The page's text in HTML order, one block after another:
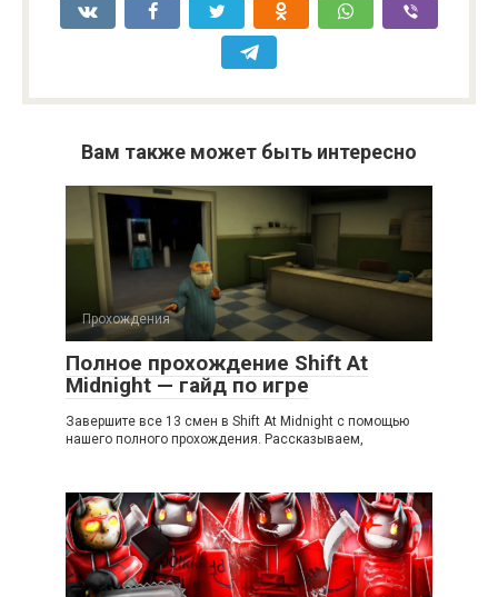
Вам также может быть интересно
Прохождения
Полное прохождение Shift At
Midnight — гайд по игре
Завершите все 13 смен в Shift At Midnight с помощью
нашего полного прохождения. Рассказываем,